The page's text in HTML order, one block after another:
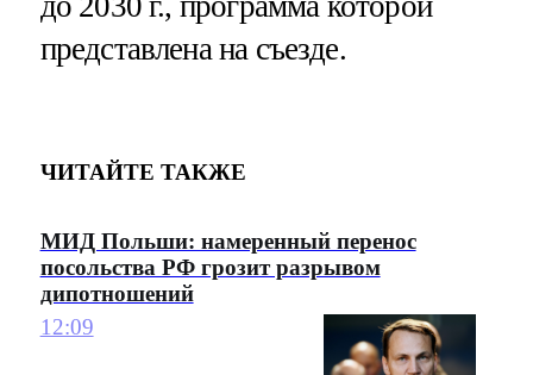
представлена на съезде.
ЧИТАЙТЕ ТАКЖЕ
МИД Польши: намеренный перенос
посольства РФ грозит разрывом
дипотношений
12:09